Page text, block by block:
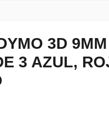
3D
3 AZUL,